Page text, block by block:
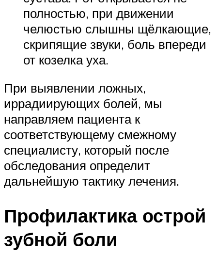
полностью, при движении
челюстью слышны щёлкающие,
скрипящие звуки, боль впереди
от козелка уха.
При выявлении ложных,
иррадиирующих болей, мы
направляем пациента к
соответствующему смежному
специалисту, который после
обследования определит
дальнейшую тактику лечения.
Профилактика острой
зубной боли